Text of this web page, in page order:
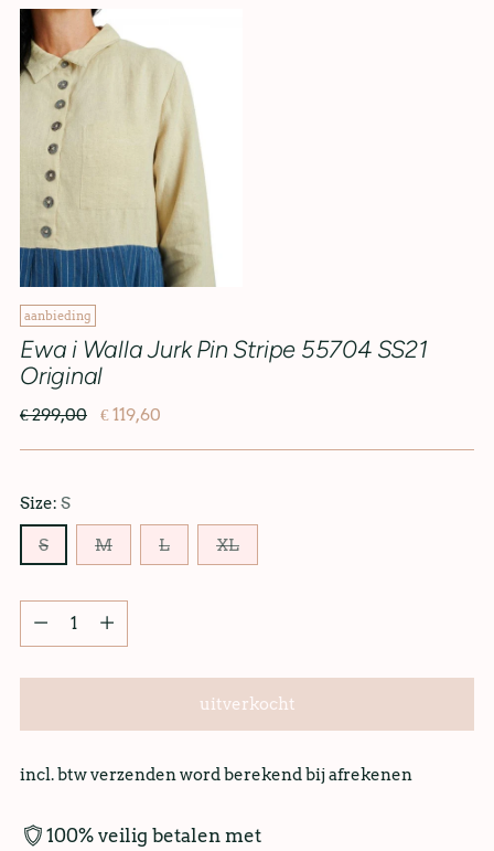
aanbieding
Ewa i Walla Jurk Pin Stripe 55704 SS21
Original
€ 299,00 € 119,60
Size: S
S
M L XL
uitverkocht
incl. btw verzenden word berekend bij afrekenen
100% veilig betalen met